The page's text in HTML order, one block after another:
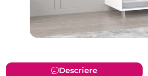
Descriere